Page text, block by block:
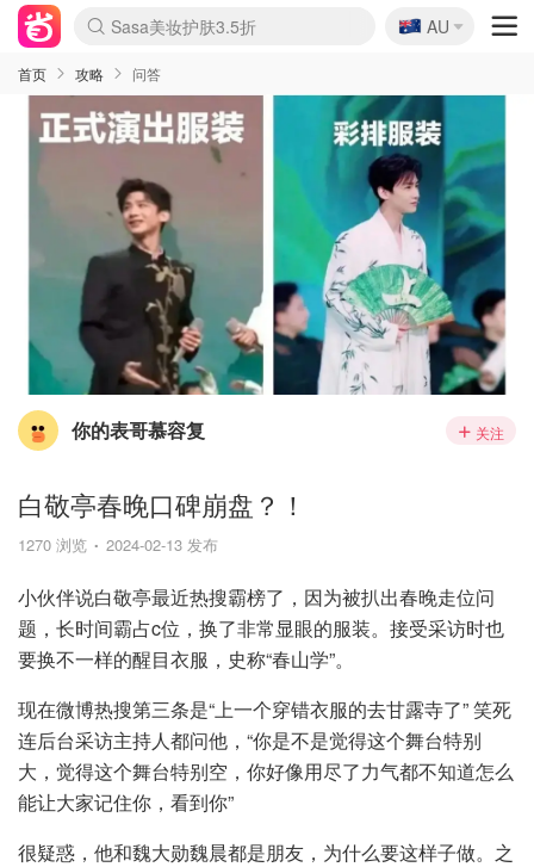
lululemon折扣上新
Sasa美妆护肤3.5折
SSENSE年中2.5折
FreshBeauty好价汇总
Cettire降价+叠9折
WWS Coles超市实拍
viagogo二手票捡漏
Myer超级周末
The Outnet奢牌1折起
David Jones 3折起
Flannels大牌1折
Perfumes Club护肤1折
AMIRO面罩$251
Amazon折扣汇总
eToro入金$200送$50
Amazon数码好物
ICONIC本周7.5折
ThedoubleF高奢地板价
Moose Knuckles 6折
丝芙兰5折起
EUFY摄像头$98
Selenichast首饰2折
Trip机票酒店促销
YSL送5件彩妆礼
Amazon家居好物
Amazon美妆护肤
雅漾大喷$8
过敏原检测盒$33
伊索独家赠50ml沐浴露
科颜氏高保湿面霜$29
SEALIFE海洋馆门票6折
丝塔芙大白罐$16
订阅Newsletter送香薰
Cult Beauty 6.8折
Harrods圣诞日历$525
LN-CC奢牌私促3折
d'Alba空姐喷雾$16
EVE LOM套装£56
Bernardelli独家4折
Adore Beauty 6折起
CT圣诞日历
Mytheresa奢品2.7折
Luxury Escapes 9折
Currentbody美容仪$881
MOON Garden Live
Roborock扫地机$649
Tingo Life水杯$24
Valentino官网5折
CR洗护套装$23
修丽可4件套$159
Myer彩妆2件7折
GANNI官网4.5折
Stylevana韩妆4折
Tessabit高奢8.5折
OGX洗发水$11
Amazon阿德莱德次日达
卡诗8.5折+赠礼
Philips Hue灯具8折
🇦🇺
AU
首页 攻略 问答
你的表哥慕容复 关注
白敬亭春晚口碑崩盘？！
1270 浏览 2024-02-13 发布
小伙伴说白敬亭最近热搜霸榜了，因为被扒出春晚走位问
题，长时间霸占c位，换了非常显眼的服装。接受采访时也
要换不一样的醒目衣服，史称“春山学”。
现在微博热搜第三条是“上一个穿错衣服的去甘露寺了” 笑死
连后台采访主持人都问他，“你是不是觉得这个舞台特别
大，觉得这个舞台特别空，你好像用尽了力气都不知道怎么
能让大家记住你，看到你”
很疑惑，他和魏大勋魏晨都是朋友，为什么要这样子做。之